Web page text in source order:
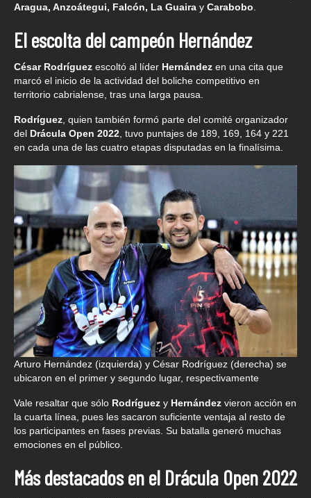
Aragua, Anzoátegui, Falcón, La Guaira y Carabobo
El escolta del campeón Hernández
César Rodríguez escoltó al líder Hernández en una cita que
marcó el inicio de la actividad del boliche competitivo en
territorio cabrialense, tras una larga pausa.
Rodríguez , quien también formó parte del comité organizador
del Drácula Open 2022 , tuvo puntajes de 189, 169, 164 y 221
en cada una de las cuatro etapas disputadas en la finalísima.
Arturo Hernández (izquierda) y César Rodríguez (derecha) se
ubicaron en el primer y segundo lugar, respectivamente
Vale resaltar que sólo Rodríguez y Hernández vieron acción en
la cuarta línea, pues les sacaron suficiente ventaja al resto de
los participantes en fases previas. Su batalla generó muchas
emociones en el público.
Más destacados en el Drácula Open 2022